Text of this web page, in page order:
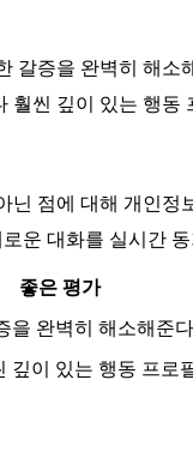
갈증을 완벽히 해소
훨씬 깊이 있는 행동
닌 점에 대해 개인정
운 대화를 실시간
좋은 평가
을 완벽히 해소해준
깊이 있는 행동 프로